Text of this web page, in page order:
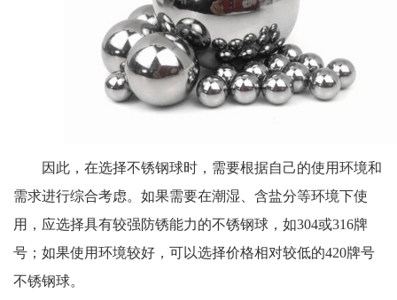
因此，在选择不锈钢球时，需要根据自己的使用环境和
需求进行综合考虑。如果需要在潮湿、含盐分等环境下使
用，应选择具有较强防锈能力的不锈钢球，如304或316牌
号；如果使用环境较好，可以选择价格相对较低的420牌号
不锈钢球。